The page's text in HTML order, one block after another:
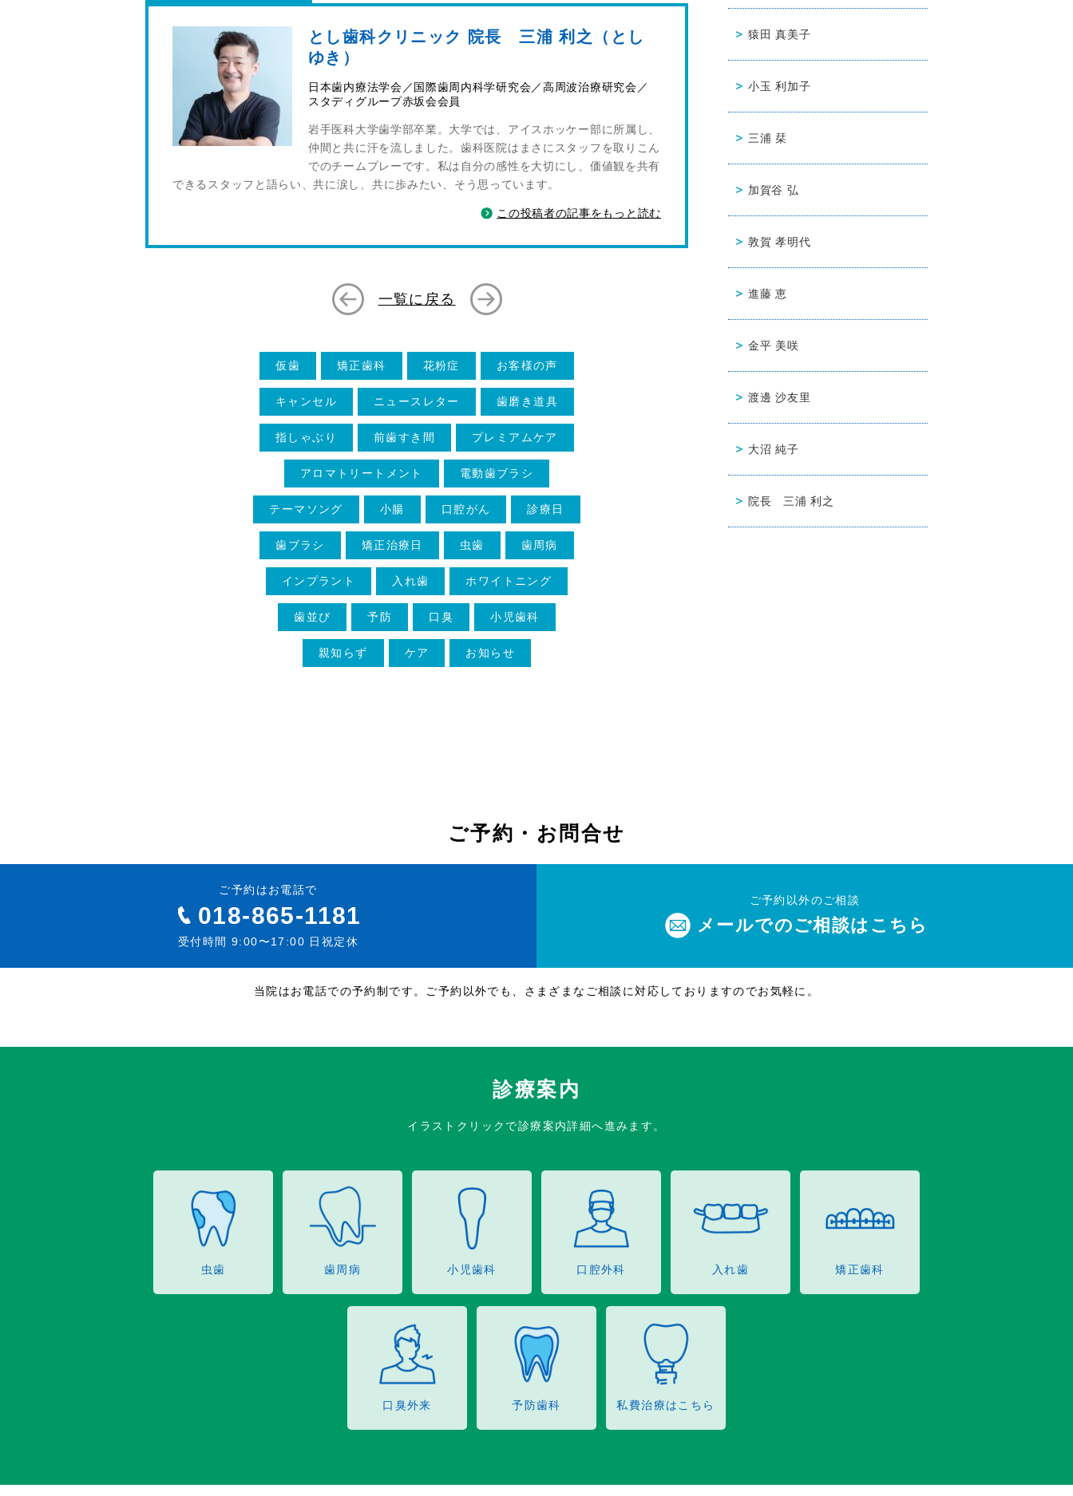
とし歯科クリニック 院長 三浦 利之（とし
ゆき）
日本歯内療法学会／国際歯周内科学研究会／高周波治療研究会／
スタディグループ赤坂会会員
岩手医科大学歯学部卒業。大学では、アイスホッケー部に所属し、
仲間と共に汗を流しました。歯科医院はまさにスタッフを取りこん
でのチームプレーです。私は自分の感性を大切にし、価値観を共有
できるスタッフと語らい、共に涙し、共に歩みたい、そう思っています。
この投稿者の記事をもっと読む
一覧に戻る
仮歯 矯正歯科 花粉症 お客様の声
キャンセル ニュースレター 歯磨き道具
指しゃぶり 前歯すき間 プレミアムケア
アロマトリートメント 電動歯ブラシ
テーマソング 小腸 口腔がん 診療日
歯ブラシ 矯正治療日 虫歯 歯周病
インプラント 入れ歯 ホワイトニング
歯並び 予防 口臭 小児歯科
親知らず ケア お知らせ
猿田 真美子
小玉 利加子
三浦 栞
加賀谷 弘
敦賀 孝明代
進藤 恵
金平 美咲
渡邊 沙友里
大沼 純子
院長 三浦 利之
ご予約・お問合せ
ご予約はお電話で
018-865-1181
受付時間 9:00〜17:00 日祝定休
ご予約以外のご相談
メールでのご相談はこちら
当院はお電話での予約制です。ご予約以外でも、さまざまなご相談に対応しておりますのでお気軽に。
診療案内
イラストクリックで診療案内詳細へ進みます。
虫歯 歯周病 小児歯科 口腔外科 入れ歯 矯正歯科
口臭外来 予防歯科 私費治療はこちら